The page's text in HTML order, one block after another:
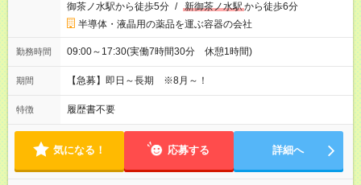
御茶ノ水駅から徒歩5分 / 新御茶ノ水駅から徒歩6分
半導体・液晶用の薬品を運ぶ容器の会社
勤務時間 09:00～17:30(実働7時間30分 休憩1時間)
期間 【急募】即日～長期 ※8月～！
特徴 履歴書不要
気になる！ 応募する 詳細へ